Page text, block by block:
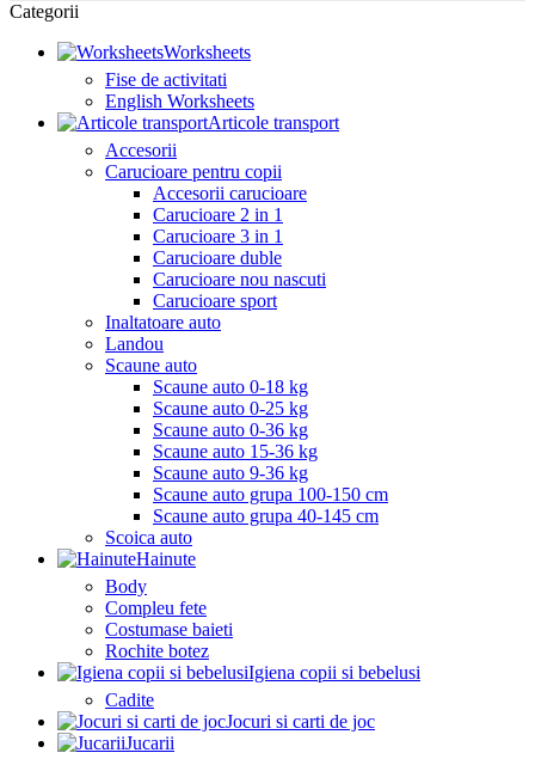
Categorii
Worksheets
Fise de activitati
English Worksheets
Articole transport
Accesorii
Carucioare pentru copii
Accesorii carucioare
Carucioare 2 in 1
Carucioare 3 in 1
Carucioare duble
Carucioare nou nascuti
Carucioare sport
Inaltatoare auto
Landou
Scaune auto
Scaune auto 0-18 kg
Scaune auto 0-25 kg
Scaune auto 0-36 kg
Scaune auto 15-36 kg
Scaune auto 9-36 kg
Scaune auto grupa 100-150 cm
Scaune auto grupa 40-145 cm
Scoica auto
Hainute
Body
Compleu fete
Costumase baieti
Rochite botez
Igiena copii si bebelusi
Cadite
Jocuri si carti de joc
Jucarii